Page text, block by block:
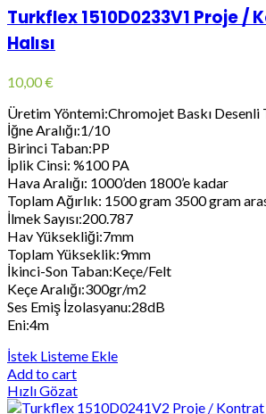
Turkflex 1510D0233V1 Proje /
Halısı
10,00€
Üretim Yöntemi:Chromojet Baskı Desenli
İğne Aralığı:1/10
Birinci Taban:PP
İplik Cinsi: %100 PA
Hava Aralığı: 1000’den 1800’e kadar
Toplam Ağırlık: 1500 gram 3500 gram
İlmek Sayısı:200.787
Hav Yüksekliği:7mm
Toplam Yükseklik:9mm
İkinci-Son Taban:Keçe/Felt
Keçe Aralığı:300gr/m2
Ses Emiş İzolasyanu:28dB
Eni:4m
İstek Listeme Ekle
Add to cart
Hızlı Gözat